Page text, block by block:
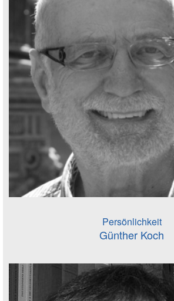
Persönlichkeit
Günther Koch